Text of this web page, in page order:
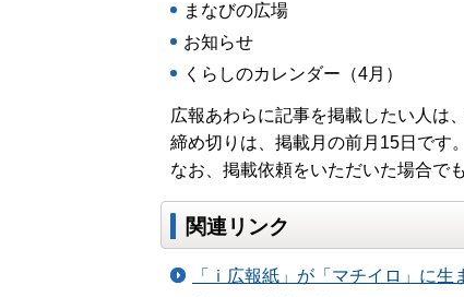
まなびの広場
お知らせ
くらしのカレンダー（4月）
広報あわらに記事を掲載したい人は
締め切りは、掲載月の前月15日です
なお、掲載依頼をいただいた場合で
関連リンク
「ｉ広報紙」が「マチイロ」に生